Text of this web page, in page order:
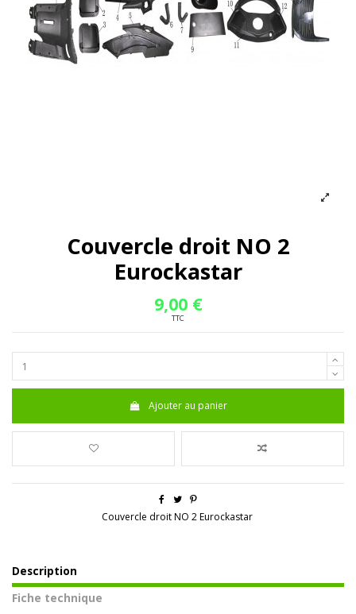
Couvercle droit NO 2
Eurockastar
9,00 €
TTC
Ajouter au panier
Couvercle droit NO 2 Eurockastar
Description
Fiche technique